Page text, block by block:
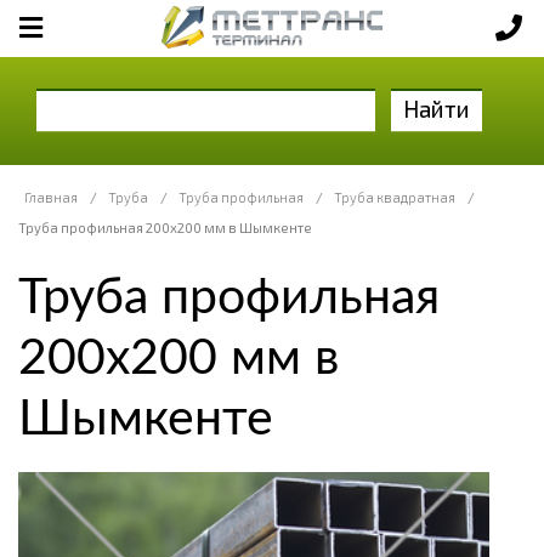
Найти
Главная / Труба / Труба профильная / Труба квадратная
/
Труба профильная 200х200 мм в Шымкенте
Труба профильная
200х200 мм в
Шымкенте